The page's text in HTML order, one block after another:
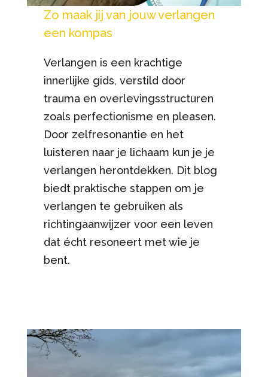
Zo maak jij van jouw verlangen
een kompas
Verlangen is een krachtige
innerlijke gids, verstild door
trauma en overlevingsstructuren
zoals perfectionisme en pleasen.
Door zelfresonantie en het
luisteren naar je lichaam kun je je
verlangen herontdekken. Dit blog
biedt praktische stappen om je
verlangen te gebruiken als
richtingaanwijzer voor een leven
dat écht resoneert met wie je
bent.